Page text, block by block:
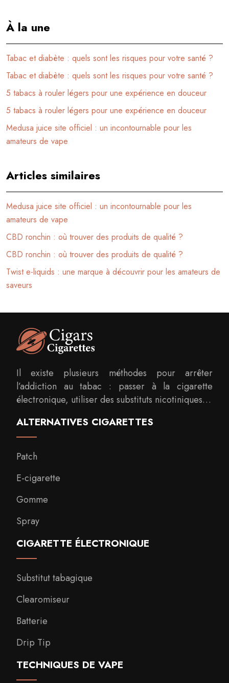
À la une
Tabac et diabète : quels sont les risques pour votre santé ?
Tabac et diabète : quels sont les risques pour votre santé ?
5 tabacs à rouler légers pour une expérience en douceur
5 tabacs à rouler légers pour une expérience en douceur
Medusa juice site officiel : un incontournable pour les
amateurs de vape
Articles similaires
Medusa juice site officiel : un incontournable pour les
amateurs de vape
CBD ronchin : où trouver des produits de qualité ?
CBD ronchin : où trouver des produits de qualité ?
Twist e-liquids : une marque à découvrir pour les amateurs de
saveurs
Il existe plusieurs méthodes pour arrêter
l’addiction au tabac : passer à la cigarette
électronique, utiliser des substituts nicotiniques…
ALTERNATIVES CIGARETTES
Patch
E-cigarette
Gomme
Spray
CIGARETTE ÉLECTRONIQUE
Substitut tabagique
Clearomiseur
Batterie
Drip Tip
TECHNIQUES DE VAPE